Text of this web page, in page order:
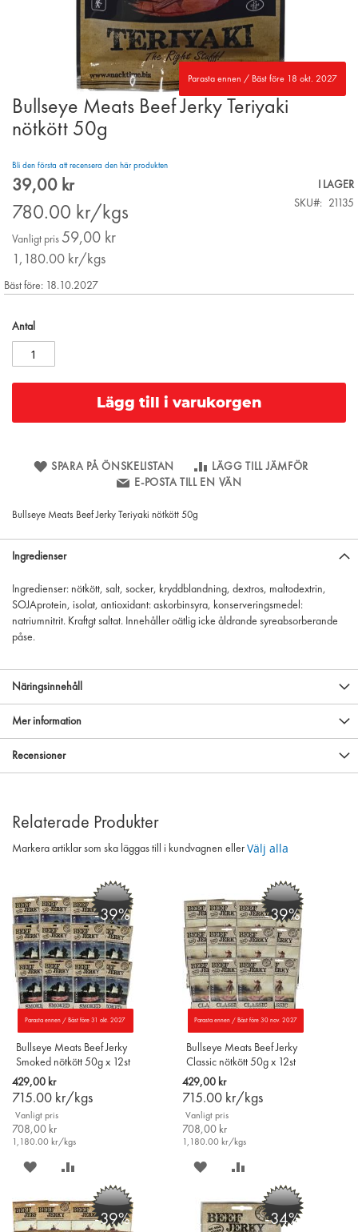
Parasta ennen / Bäst före 18 okt. 2027
Skip
the
of
the
gallery
Bullseye Meats Beef Jerky Teriyaki
nötkött 50g
Bli den första att recensera den här produkten
Special
39,00 kr
780.00 kr/kgs
Vanligt pris 59,00 kr
1,180.00 kr/kgs
I LAGER
SKU
21135
Bäst före: 18.10.2027
Antal
Lägg till i varukorgen
SPARA PÅ ÖNSKELISTAN
LÄGG TILL JÄMFÖR
E-POSTA TILL EN VÄN
Bullseye Meats Beef Jerky Teriyaki nötkött 50g
Ingredienser
Ingredienser: nötkött, salt, socker, kryddblandning, dextros, maltodextrin,
SOJAprotein, isolat, antioxidant: askorbinsyra, konserveringsmedel:
natriumnitrit. Kraftgt saltat. Innehåller oätlig icke åldrande syreabsorberande
påse.
Näringsinnehåll
Mer information
Recensioner
Relaterade Produkter
Markera artiklar som ska läggas till i kundvagnen eller Välj alla
-39%
Parasta ennen / Bäst före 31 okt. 2027
Bullseye Meats Beef Jerky
Smoked nötkött 50g x 12st
429,00 kr
715.00 kr/kgs
Vanligt pris
708,00 kr
1,180.00 kr/kgs
SPARA
ÖNSKELISTAN
JÄMFÖR
Parasta ennen / Bäst före 30 nov. 2027
-39%
Bullseye Meats Beef Jerky
Classic nötkött 50g x 12st
429,00 kr
715.00 kr/kgs
Vanligt pris
708,00 kr
1,180.00 kr/kgs
SPARA
ÖNSKELISTAN
JÄMFÖR
-39% -34%